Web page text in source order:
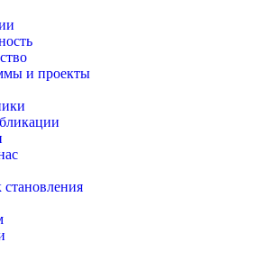
и проекты
становления